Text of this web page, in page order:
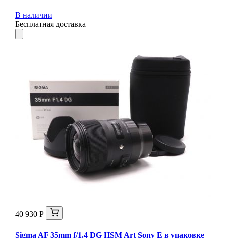
В наличии
Бесплатная доставка
40 930 Р
Sigma AF 35mm f/1.4 DG HSM Art Sony E в упаковке